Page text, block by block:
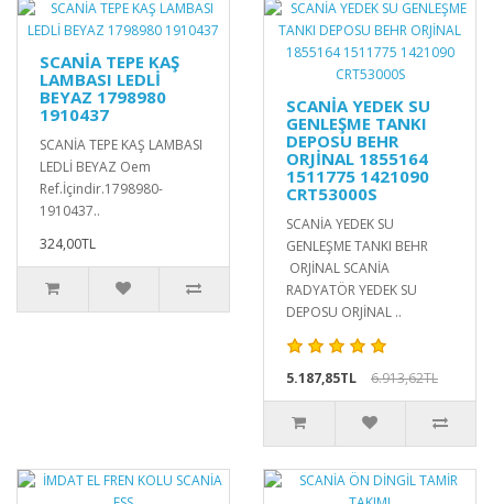
SCANİA TEPE KAŞ
LAMBASI LEDLİ
BEYAZ 1798980
1910437
SCANİA TEPE KAŞ LAMBASI
LEDLİ BEYAZ Oem
Ref.İçindir.1798980-
1910437..
324,00TL
SCANİA YEDEK SU
GENLEŞME TANKI
DEPOSU BEHR
ORJİNAL 1855164
1511775 1421090
CRT53000S
SCANİA YEDEK SU
GENLEŞME TANKI BEHR
ORJİNAL SCANİA
RADYATÖR YEDEK SU
DEPOSU ORJİNAL ..
5.187,85TL 6.913,62TL